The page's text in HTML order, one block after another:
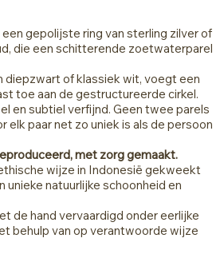
gepolijste ring van sterling zilver of
die een schitterende zoetwaterparel
diepzwart of klassiek wit, voegt een
toe aan de gestructureerde cirkel.
en subtiel verfijnd. Geen twee parels
elk paar net zo uniek is als de persoon
met zorg gemaakt.
wijze in Indonesië gekweekt
unieke natuurlijke schoonheid en
de hand vervaardigd onder eerlijke
behulp van op verantwoorde wijze